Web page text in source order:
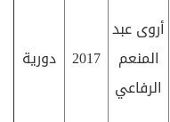
أروى عبد
المنعم
الرفاعي
2017 دورية